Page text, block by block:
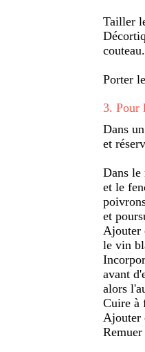
Tailler
Porter
3. Pour
Dans
et
Dans le
et le
et
Ajouter
le vin
avant
alors
Cuire à
Ajouter